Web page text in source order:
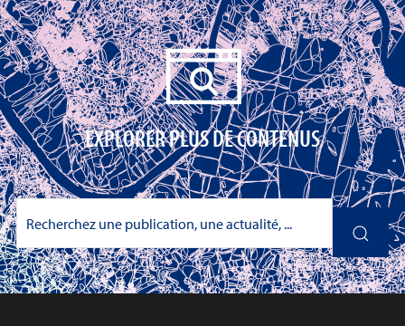
EXPLORER PLUS DE CONTENUS